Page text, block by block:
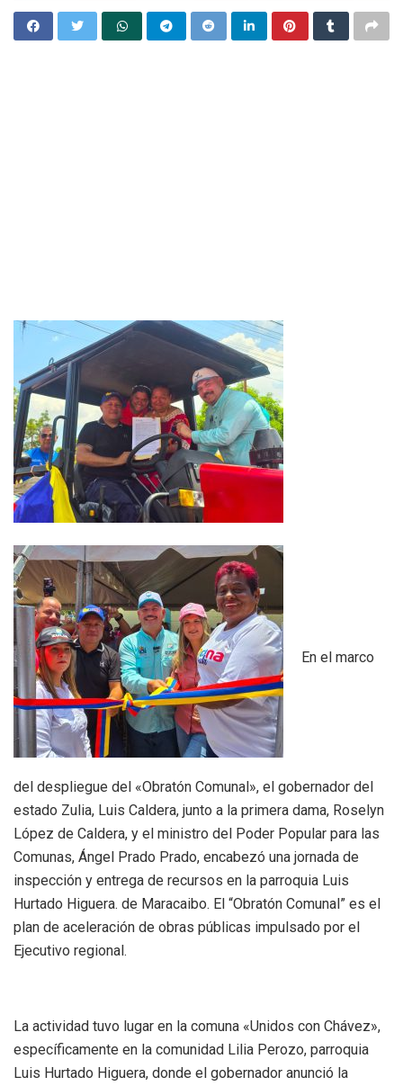
En el marco
del despliegue del «Obratón Comunal», el gobernador del
estado Zulia, Luis Caldera, junto a la primera dama, Roselyn
López de Caldera, y el ministro del Poder Popular para las
Comunas, Ángel Prado Prado, encabezó una jornada de
inspección y entrega de recursos en la parroquia Luis
Hurtado Higuera. de Maracaibo. El “Obratón Comunal” es el
plan de aceleración de obras públicas impulsado por el
Ejecutivo regional.
La actividad tuvo lugar en la comuna «Unidos con Chávez»,
específicamente en la comunidad Lilia Perozo, parroquia
Luis Hurtado Higuera, donde el gobernador anunció la